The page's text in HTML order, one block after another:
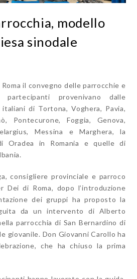
modello
sinodale
il convegno delle parrocchie e
provenivano dalle
di Tortona, Voghera, Pavia,
Pontecurone, Foggia, Genova,
Messina e Marghera, la
Oradea in Romania e quelle di
consigliere provinciale e parroco
Dei di Roma, dopo l’introduzione
dei gruppi ha proposto la
da un intervento di Alberto
parrocchia di San Bernardino di
giovanile. Don Giovanni Carollo ha
che ha chiuso la prima